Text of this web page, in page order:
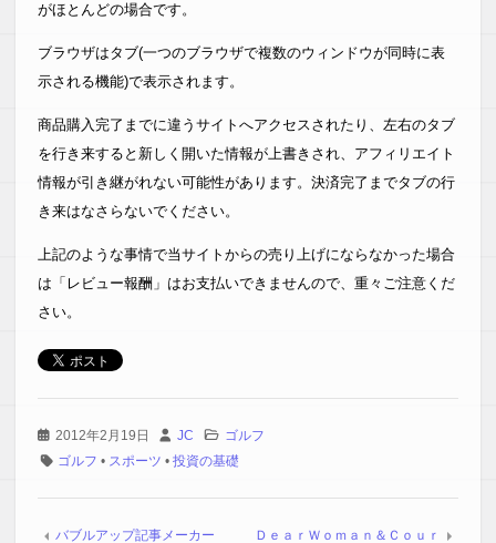
がほとんどの場合です。
ブラウザはタブ(一つのブラウザで複数のウィンドウが同時に表
示される機能)で表示されます。
商品購入完了までに違うサイトへアクセスされたり、左右のタブ
を行き来すると新しく開いた情報が上書きされ、アフィリエイト
情報が引き継がれない可能性があります。決済完了までタブの行
き来はなさらないでください。
上記のような事情で当サイトからの売り上げにならなかった場合
は「レビュー報酬」はお支払いできませんので、重々ご注意くだ
さい。
2012年2月19日 JC
ゴルフ
ゴルフ • スポーツ • 投資の基礎
バブルアップ記事メーカー ＤｅａｒＷｏｍａｎ＆Ｃｏｕｒ